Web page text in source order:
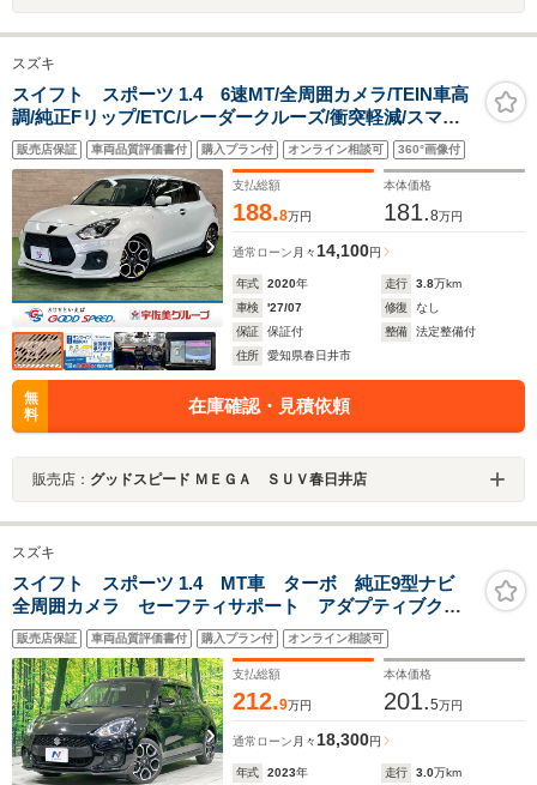
スズキ
スイフト スポーツ 1.4 6速MT/全周囲カメラ/TEIN車高
調/純正Fリップ/ETC/レーダークルーズ/衝突軽減/スマー
トキー/レーンアシスト/ドライブレコーダー/シートヒータ
ー/USB端子/コーナーセンサー
販売店保証 車両品質評価書付 購入プラン付 オンライン相談可 360°画像付
支払総額
188.8万円
本体価格
181.8万円
通常ローン 月々 14,100円
年式 2020年 走行 3.8万km
車検
'27/07 修復
なし
保証
保証付 整備
法定整備付
住所
愛知県春日井市
無
料
在庫確認・見積依頼
販売店： グッドスピード ＭＥＧＡ ＳＵＶ春日井店
スズキ
スイフト スポーツ 1.4 MT車 ターボ 純正9型ナビ
全周囲カメラ セーフティサポート アダプティブクル
ーズ 禁煙車 シートヒーター コーナーセンサー ス
マートキー LEDヘッド ETC オートハイビーム オ
ートエアコン
販売店保証 車両品質評価書付 購入プラン付 オンライン相談可
支払総額
212.9万円
本体価格
201.5万円
通常ローン 月々 18,300円
年式 2023年 走行 3.0万km